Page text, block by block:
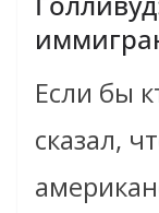
Если бы
сказал,